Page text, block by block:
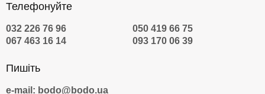
Телефонуйте
032 226 76 96
050 419 66 75
067 463 16 14
093 170 06 39
Пишіть
e-mail: bodo@bodo.ua